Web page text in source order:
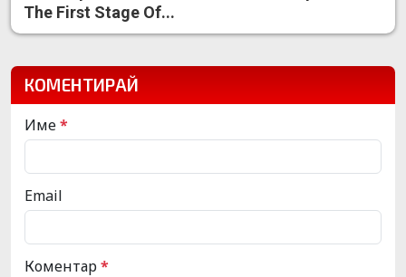
The First Stage Of...
КОМЕНТИРАЙ
Име*
Email
Коментар*